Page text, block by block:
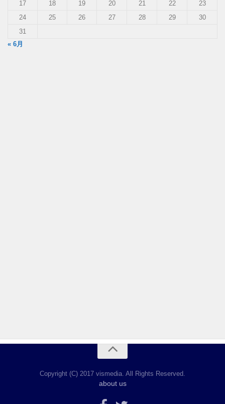
17
18 19 20 21 22
23
24
25 26 27 28 29
30
31
« 6月
Copyright (C) 2017 vismedia. All Rights Reserved.
about us